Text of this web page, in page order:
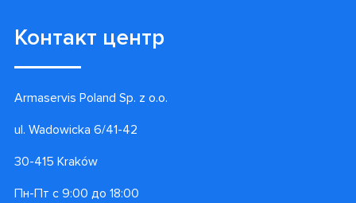
Контакт центр
Armaservis Poland Sp. z o.o.
ul. Wadowicka 6/41-42
30-415 Kraków
Пн-Пт с 9:00 до 18:00